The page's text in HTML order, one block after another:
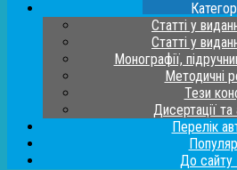
Статті у
Статті у
Монографії,
Методичні
Тези
Дисертації
Перелік
До сайту